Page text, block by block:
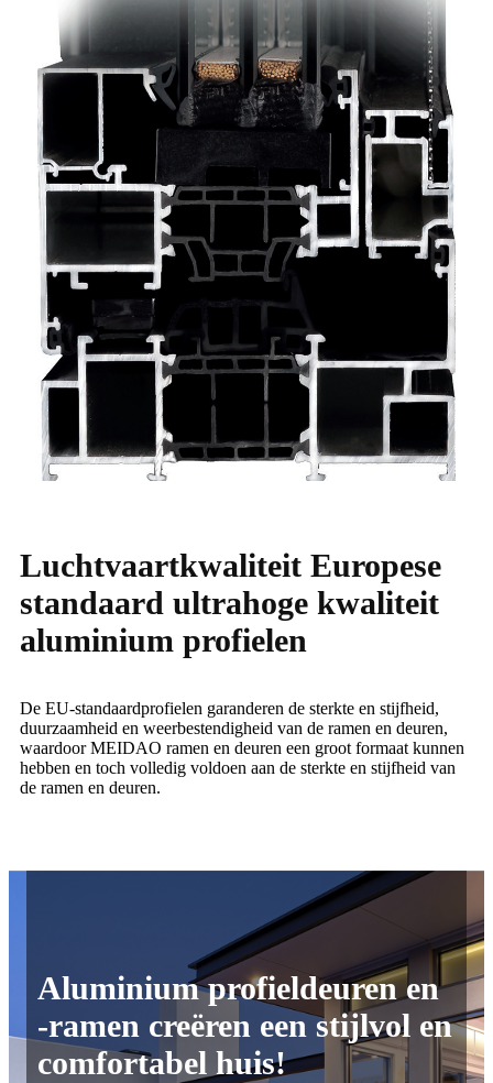
Luchtvaartkwaliteit Europese
standaard ultrahoge kwaliteit
aluminium profielen
De EU-standaardprofielen garanderen de sterkte en stijfheid,
duurzaamheid en weerbestendigheid van de ramen en deuren,
waardoor MEIDAO ramen en deuren een groot formaat kunnen
hebben en toch volledig voldoen aan de sterkte en stijfheid van
de ramen en deuren.
Aluminium profieldeuren en
-ramen creëren een stijlvol en
comfortabel huis!